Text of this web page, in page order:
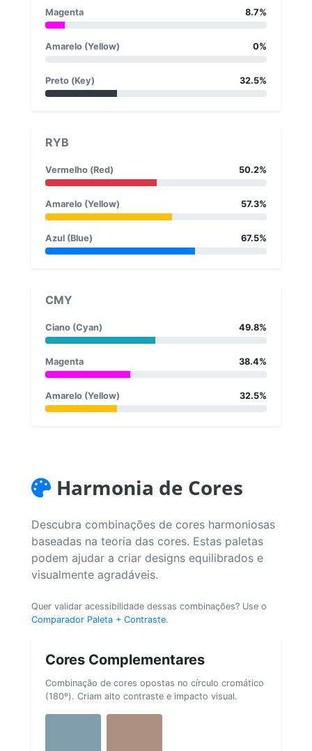
Magenta 8.7%
Amarelo (Yellow) 0%
Preto (Key) 32.5%
RYB
Vermelho (Red) 50.2%
Amarelo (Yellow) 57.3%
Azul (Blue) 67.5%
CMY
Ciano (Cyan) 49.8%
Magenta 38.4%
Amarelo (Yellow) 32.5%
Harmonia de Cores
Descubra combinações de cores harmoniosas
baseadas na teoria das cores. Estas paletas
podem ajudar a criar designs equilibrados e
visualmente agradáveis.
Quer validar acessibilidade dessas combinações? Use o
Comparador Paleta + Contraste.
Cores Complementares
Combinação de cores opostas no círculo cromático
(180º). Criam alto contraste e impacto visual.